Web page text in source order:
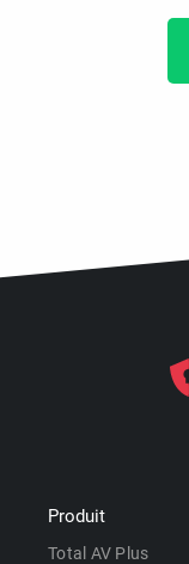
Produit
Total AV Plus